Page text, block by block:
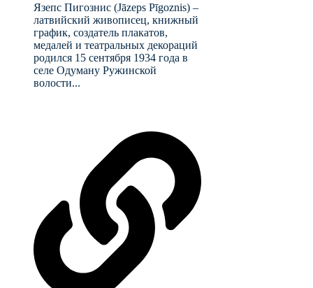
Язепс Пигознис (Jāzeps Pīgoznis) –
латвийский живописец, книжный
график, создатель плакатов,
медалей и театральных декораций
родился 15 сентября 1934 года в
селе Одуману Ружинской
волости...